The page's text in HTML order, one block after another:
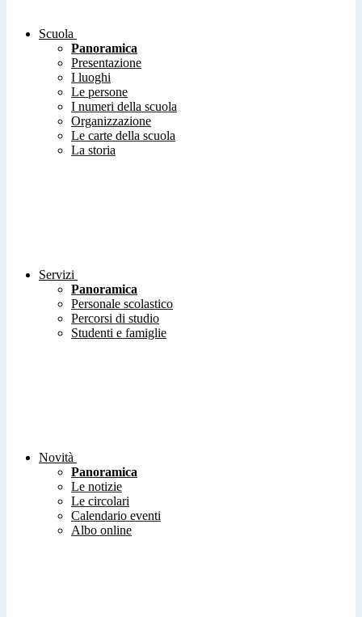
Scuola
Panoramica
Presentazione
I luoghi
Le persone
I numeri della scuola
Organizzazione
Le carte della scuola
La storia
Servizi
Panoramica
Personale scolastico
Percorsi di studio
Studenti e famiglie
Novità
Panoramica
Le notizie
Le circolari
Calendario eventi
Albo online